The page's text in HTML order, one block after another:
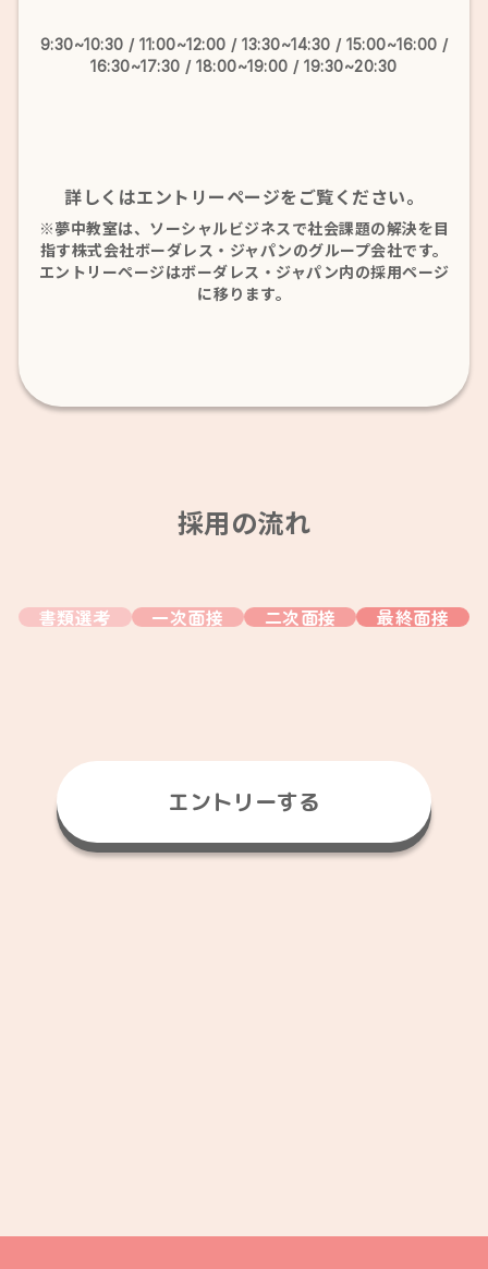
9:30~10:30 / 11:00~12:00 / 13:30~14:30 / 15:00~16:00 /
16:30~17:30 / 18:00~19:00 / 19:30~20:30
詳しくはエントリーページをご覧ください。
※夢中教室は、ソーシャルビジネスで社会課題の解決を目
指す株式会社ボーダレス・ジャパンのグループ会社です。
エントリーページはボーダレス・ジャパン内の採用ページ
に移ります。
採用の流れ
書類選考 一次面接 二次面接 最終面接
エントリーする